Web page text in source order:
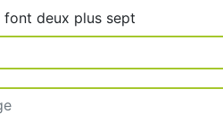
font deux plus sept